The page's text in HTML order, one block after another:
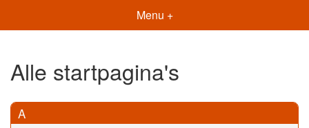
Menu +
Alle startpagina's
A